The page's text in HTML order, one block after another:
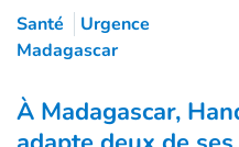
Santé
Urgence
Madagascar
À Madagascar,